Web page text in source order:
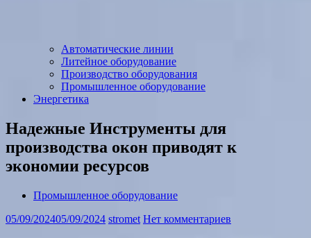
Автоматические линии
Литейное оборудование
Производство оборудования
Промышленное оборудование
Энергетика
Надежные Инструменты для
производства окон приводят к
экономии ресурсов
Промышленное оборудование
05/09/202405/09/2024 stromet Нет комментариев